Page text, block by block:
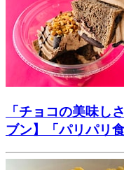
「チョコの美味し
ブン】「パリパリ